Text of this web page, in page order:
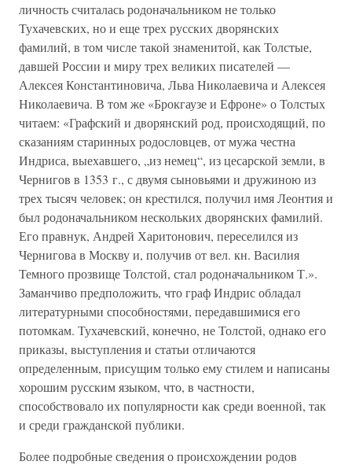
личность считалась родоначальником не только
Тухачевских, но и еще трех русских дворянских
фамилий, в том числе такой знаменитой, как Толстые,
давшей России и миру трех великих писателей —
Алексея Константиновича, Льва Николаевича и Алексея
Николаевича. В том же «Брокгаузе и Ефроне» о Толстых
читаем: «Графский и дворянский род, происходящий, по
сказаниям старинных родословцев, от мужа честна
Индриса, выехавшего, „из немец“, из цесарской земли, в
Чернигов в 1353 г., с двумя сыновьями и дружиною из
трех тысяч человек; он крестился, получил имя Леонтия и
был родоначальником нескольких дворянских фамилий.
Его правнук, Андрей Харитонович, переселился из
Чернигова в Москву и, получив от вел. кн. Василия
Темного прозвище Толстой, стал родоначальником Т.».
Заманчиво предположить, что граф Индрис обладал
литературными способностями, передавшимися его
потомкам. Тухачевский, конечно, не Толстой, однако его
приказы, выступления и статьи отличаются
определенным, присущим только ему стилем и написаны
хорошим русским языком, что, в частности,
способствовало их популярности как среди военной, так
и среди гражданской публики.
Более подробные сведения о происхождении родов